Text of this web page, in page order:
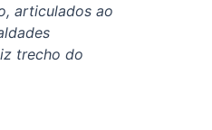
articulados ao
trecho do